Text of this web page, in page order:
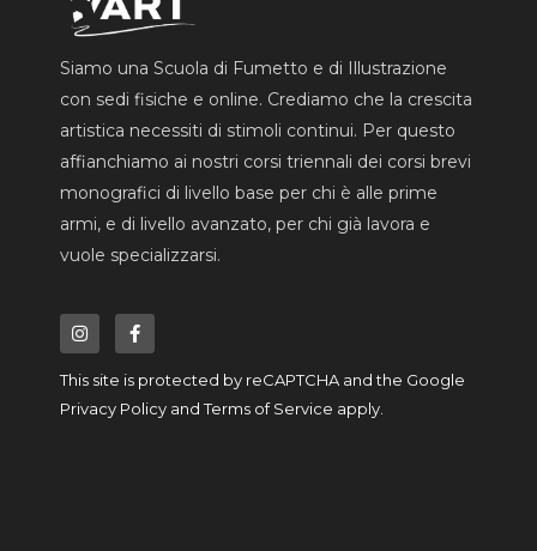
Siamo una Scuola di Fumetto e di Illustrazione
con sedi fisiche e online. Crediamo che la crescita
artistica necessiti di stimoli continui. Per questo
affianchiamo ai nostri corsi triennali dei corsi brevi
monografici di livello base per chi è alle prime
armi, e di livello avanzato, per chi già lavora e
vuole specializzarsi.
n
s
t
a
g
r
a
c
e
o
o
This site is protected by reCAPTCHA and the Google
Privacy Policy andTerms of Service apply.